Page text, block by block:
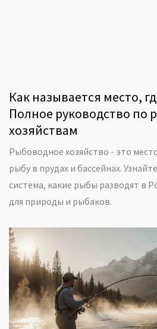
Как называется место,
Полное руководство по
хозяйствам
Рыбоводное хозяйство - это
рыбу в прудах и бассейнах.
система, какие рыбы разводят в
для природы и рыбаков.